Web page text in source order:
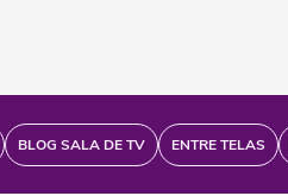
BLOG SALA DE TV ENTRE TELAS